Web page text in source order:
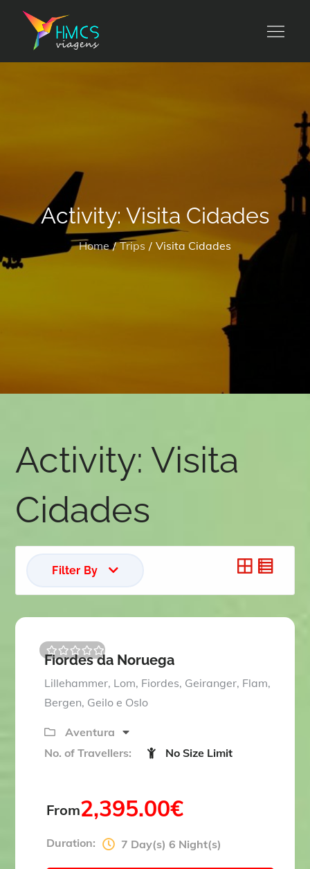
content
Activity: Visita Cidades
Home Trips Visita Cidades
Activity:Visita
Cidades
Filter By
0
u
t
o
5
Fiordes da Noruega
Lillehammer, Lom, Fiordes, Geiranger, Flam,
Bergen, Geilo e Oslo
Aventura
No. of Travellers:
No Size Limit
From2,395.00€
Duration: 7 Day(s) 6 Night(s)